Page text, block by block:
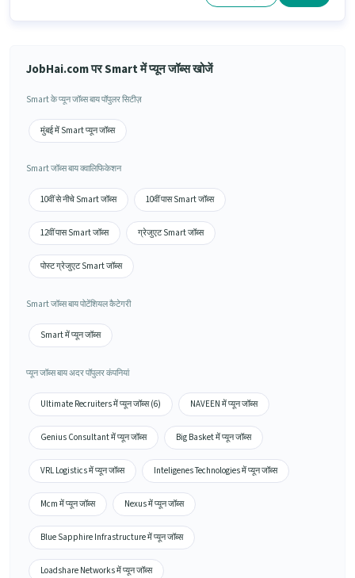
JobHai.com पर Smart में प्यून जॉब्स खोजें
Smart के प्यून जॉब्स बाय पॉपुलर सिटीज़
मुंबई में Smart प्यून जॉब्स
Smart जॉब्स बाय क्वालिफिकेशन
10वीं से नीचे Smart जॉब्स 10वीं पास Smart जॉब्स
12वीं पास Smart जॉब्स ग्रेजुएट Smart जॉब्स
पोस्ट ग्रेजुएट Smart जॉब्स
Smart जॉब्स बाय पोटेंशियल कैटेगरी
Smart में प्यून जॉब्स
प्यून जॉब्स बाय अदर पॉपुलर कंपनियां
Ultimate Recruiters में प्यून जॉब्स (6) NAVEEN में प्यून जॉब्स
Genius Consultant में प्यून जॉब्स Big Basket में प्यून जॉब्स
VRL Logistics में प्यून जॉब्स Inteligenes Technologies में प्यून जॉब्स
Mcm में प्यून जॉब्स Nexus में प्यून जॉब्स
Blue Sapphire Infrastructure में प्यून जॉब्स
Loadshare Networks में प्यून जॉब्स